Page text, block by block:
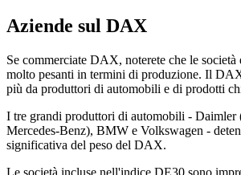
Aziende sul DAX
Se commerciate DAX, noterete che le società
molto pesanti in termini di produzione. Il
più da produttori di automobili e di prodotti
I tre grandi produttori di automobili - Daimler
Mercedes-Benz), BMW e Volkswagen -
significativa del peso del DAX.
Le società incluse nell'indice DE30 sono